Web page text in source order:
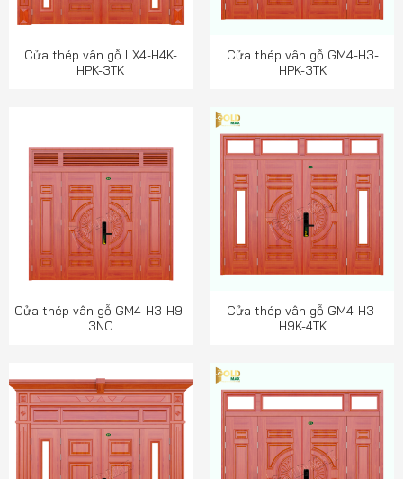
Cửa thép vân gỗ LX4-H4K-
HPK-3TK
Cửa thép vân gỗ GM4-H3-
HPK-3TK
Cửa thép vân gỗ GM4-H3-H9-
3NC
Cửa thép vân gỗ GM4-H3-
H9K-4TK